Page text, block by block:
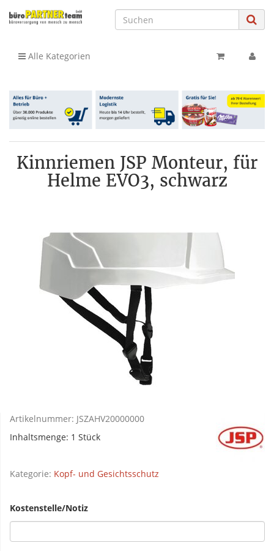
Alle Kategorien
Kinnriemen JSP Monteur, für
Helme EVO3, schwarz
Artikelnummer: JSZAHV20000000
Inhaltsmenge: 1 Stück
Kategorie: Kopf- und Gesichtsschutz
Kostenstelle/Notiz